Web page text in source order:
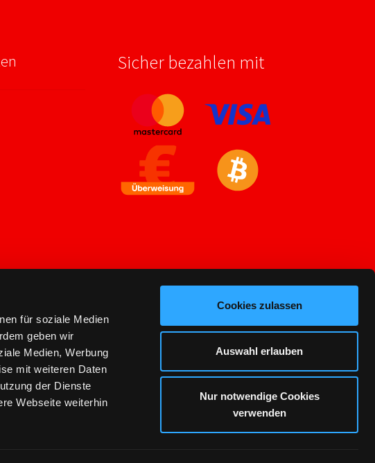
für soziale Medien
geben wir
Medien, Werbung
mit weiteren Daten
der Dienste
Webseite weiterhin
Cookies zulassen
Auswahl erlauben
Nur notwendige Cookies
verwenden
Sicher bezahlen mit